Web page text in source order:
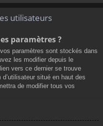
utilisateurs
paramètres ?
paramètres sont stockés dans
les modifier depuis le
vers ce dernier se trouve
situé en haut des
de modifier tous vos